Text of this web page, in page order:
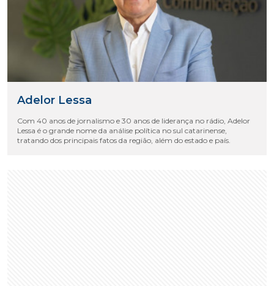
Adelor Lessa
Com 40 anos de jornalismo e 30 anos de liderança no rádio, Adelor
Lessa é o grande nome da análise política no sul catarinense,
tratando dos principais fatos da região, além do estado e país.